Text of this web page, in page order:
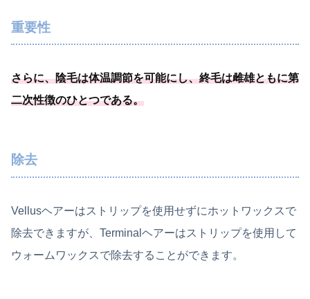
重要性
さらに、陰毛は体温調節を可能にし、終毛は雌雄ともに第
二次性徴のひとつである。
除去
Vellusヘアーはストリップを使用せずにホットワックスで
除去できますが、Terminalヘアーはストリップを使用して
ウォームワックスで除去することができます。